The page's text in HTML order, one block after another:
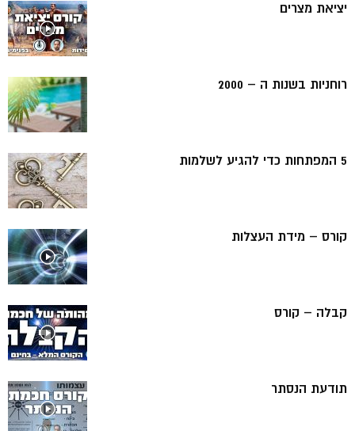
יציאת מצרים
רוחניות בשנות ה – 2000
5 המפתחות כדי להגיע לשלמות
קורס – מידת העצלות
קבלה – קורס
תודעת הנסתר